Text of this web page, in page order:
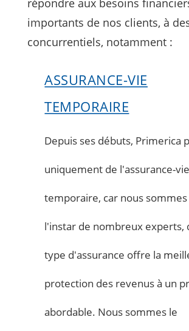
répondre aux besoins
importants de nos clients, à
concurrentiels, notamment :
ASSURANCE-VIE
TEMPORAIRE
Depuis ses débuts, Primerica
uniquement de l'assurance-vie
temporaire, car nous sommes
l'instar de nombreux experts,
type d'assurance offre la
protection des revenus à un
abordable. Nous sommes le